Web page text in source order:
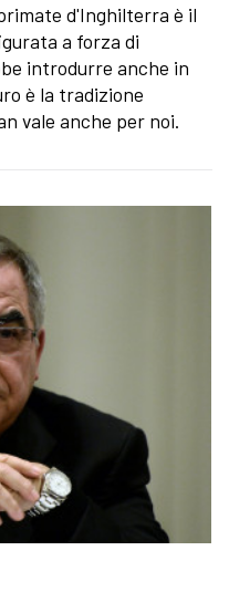
d'Inghilterra è il
a forza di
introdurre anche in
è la tradizione
vale anche per noi.